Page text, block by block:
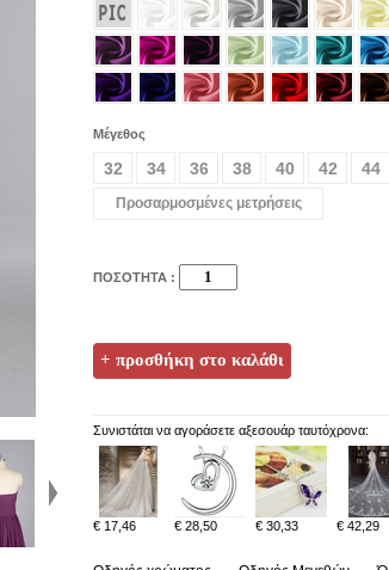
Μέγεθος
32 34 36 38 40 42 44
Προσαρμοσμένες μετρήσεις
ΠΟΣΟΤΗΤΑ :
Συνιστάται να αγοράσετε αξεσουάρ ταυτόχρονα:
€ 17,46 € 28,50 € 30,33 € 42,29